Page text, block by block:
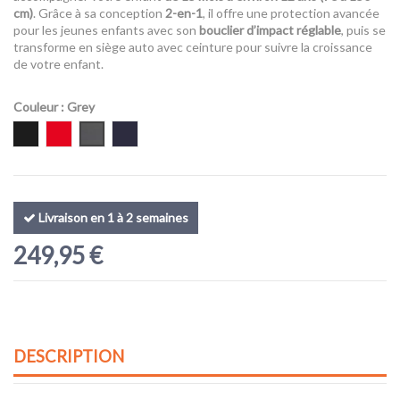
cm). Grâce à sa conception 2-en-1, il offre une protection avancée
pour les jeunes enfants avec son bouclier d’impact réglable, puis se
transforme en siège auto avec ceinture pour suivre la croissance
de votre enfant.
Couleur: Grey
Livraison en 1 à 2 semaines
249,95 €
DESCRIPTION